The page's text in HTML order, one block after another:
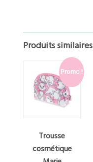
Produits similaires
Promo !
Trousse
cosmétique